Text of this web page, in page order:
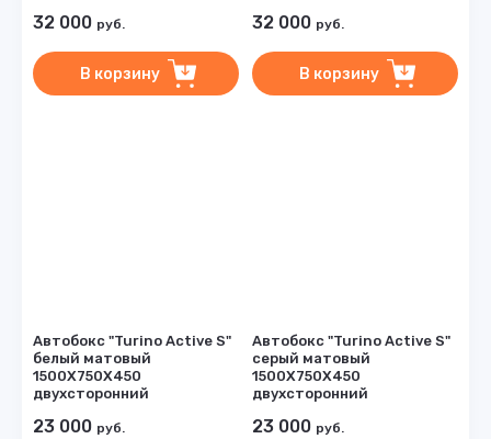
32 000 руб.
В корзину
32 000 руб.
В корзину
Автобокс "Turino Active S"
белый матовый
1500Х750Х450
двухсторонний
23 000 руб.
Автобокс "Turino Active S"
серый матовый
1500Х750Х450
двухсторонний
23 000 руб.